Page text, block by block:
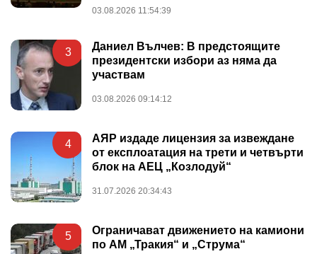
03.08.2026 11:54:39
3
Даниел Вълчев: В предстоящите
президентски избори аз няма да
участвам
03.08.2026 09:14:12
4
АЯР издаде лицензия за извеждане
от експлоатация на трети и четвърти
блок на АЕЦ „Козлодуй“
31.07.2026 20:34:43
5
Ограничават движението на камиони
по АМ „Тракия“ и „Струма“